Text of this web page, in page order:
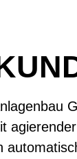
agierender